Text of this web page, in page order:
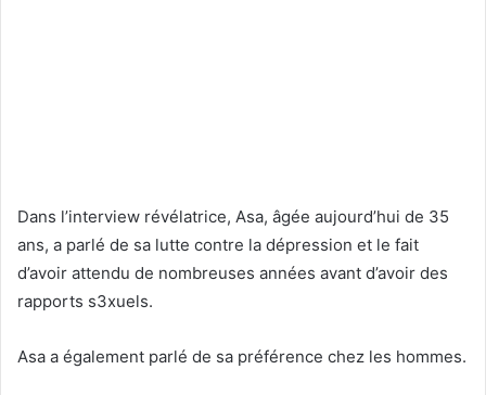
Dans l’interview révélatrice, Asa, âgée aujourd’hui de 35
ans, a parlé de sa lutte contre la dépression et le fait
d’avoir attendu de nombreuses années avant d’avoir des
rapports s3xuels.
Asa a également parlé de sa préférence chez les hommes.